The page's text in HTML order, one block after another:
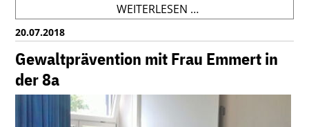
WEITERLESEN …SCHULLANDHEIM
IN
DEN
BERGEN
20.07.2018
Gewaltprävention mit Frau Emmert in
der 8a